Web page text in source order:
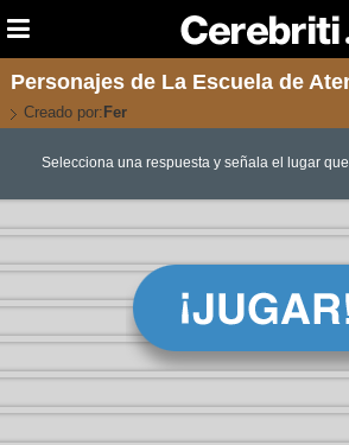
Personajes de La Escuela de
Creado por: Fer
Selecciona una respuesta y señala el lugar